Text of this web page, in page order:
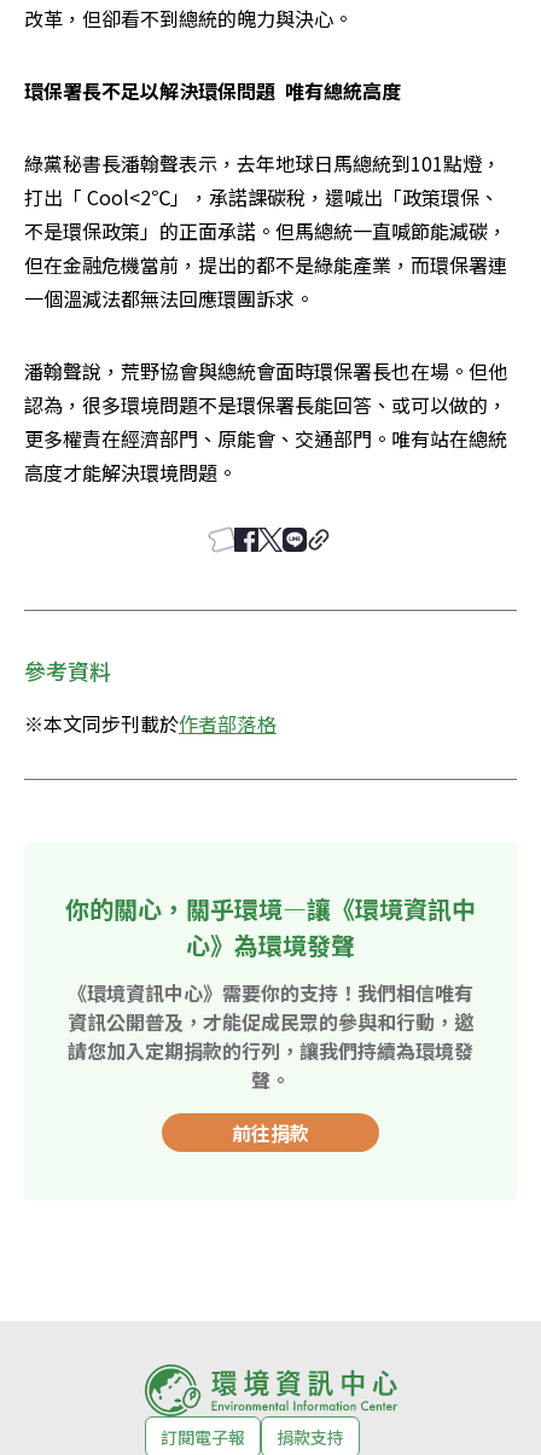
改革，但卻看不到總統的魄力與決心。
環保署長不足以解決環保問題  唯有總統高度
綠黨秘書長潘翰聲表示，去年地球日馬總統到101點燈，
打出「 Cool<2℃」，承諾課碳稅，還喊出「政策環保、
不是環保政策」的正面承諾。但馬總統一直喊節能減碳，
但在金融危機當前，提出的都不是綠能產業，而環保署連
一個溫減法都無法回應環團訴求。
潘翰聲說，荒野協會與總統會面時環保署長也在場。但他
認為，很多環境問題不是環保署長能回答、或可以做的，
更多權責在經濟部門、原能會、交通部門。唯有站在總統
高度才能解決環境問題。
參考資料
※本文同步刊載於作者部落格
你的關心，關乎環境—讓《環境資訊中
心》為環境發聲
《環境資訊中心》需要你的支持！我們相信唯有
資訊公開普及，才能促成民眾的參與和行動，邀
請您加入定期捐款的行列，讓我們持續為環境發
聲。
前往捐款
訂閱電子報 捐款支持